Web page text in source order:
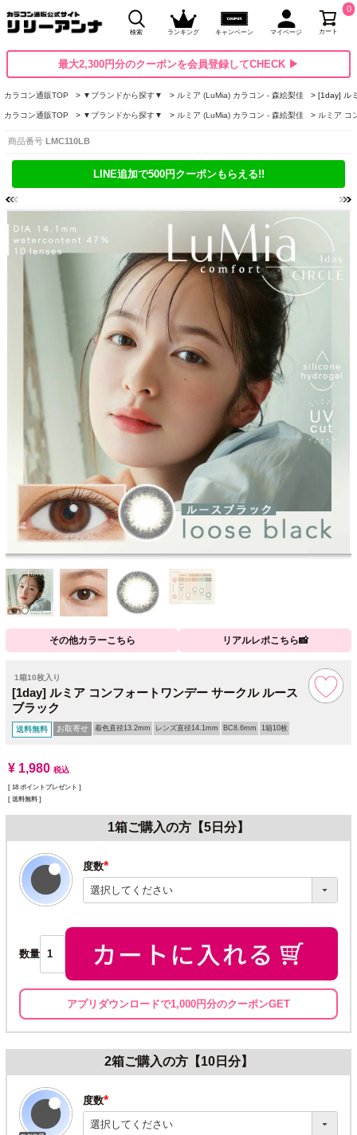
検索 ランキング キャンペーン マイページ カート
0
最大2,300円分のクーポンを会員登録してCHECK ▶
カラコン通販TOP ▼ブランドから探す▼ ルミア (LuMia) カラコン - 森絵梨佳 [1day] ル
カラコン通販TOP ▼ブランドから探す▼ ルミア (LuMia) カラコン - 森絵梨佳 ルミア コ
商品番号 LMC110LB
LINE追加で500円クーポンもらえる!!
その他カラーこちら リアルレポこちら📸
1箱10枚入り
[1day] ルミア コンフォートワンデー サークル ルース
ブラック
送料無料 お取寄せ 着色直径13.2mm レンズ直径14.1mm BC8.6mm 1箱10枚
¥ 1,980 税込
[ 18 ポイントプレゼント ]
送料無料
1箱ご購入の方【5日分】
度数
(必
須)
数量
アプリダウンロードで1,000円分のクーポンGET
2箱ご購入の方【10日分】
度数
(必
須)